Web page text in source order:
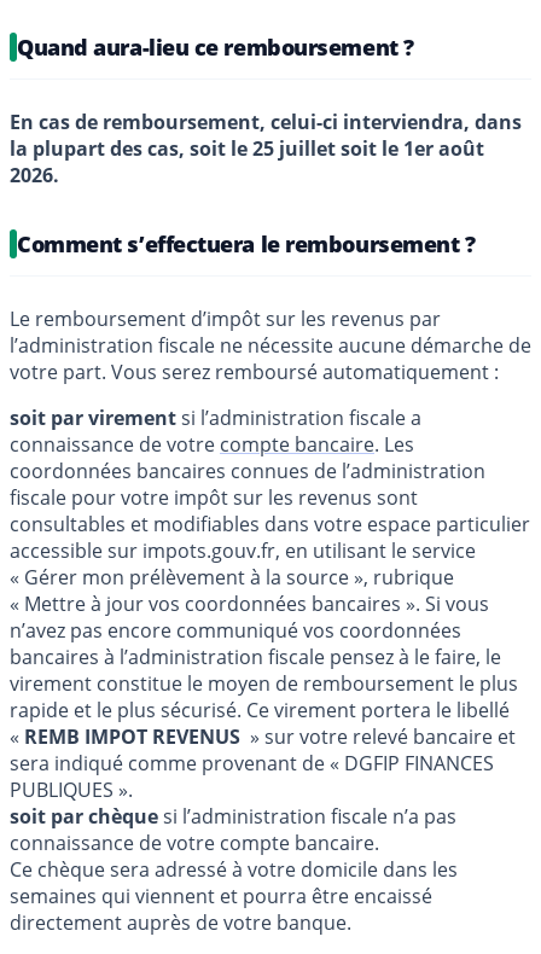
Quand aura-lieu ce remboursement ?
En cas de remboursement, celui-ci interviendra, dans
la plupart des cas, soit le 25 juillet soit le 1er août
2026.
Comment s’effectuera le remboursement ?
Le remboursement d’impôt sur les revenus par
l’administration fiscale ne nécessite aucune démarche de
votre part. Vous serez remboursé automatiquement :
soit par virementsi l’administration fiscale a
connaissance de votre compte bancaire. Les
coordonnées bancaires connues de l’administration
fiscale pour votre impôt sur les revenus sont
consultables et modifiables dans votre espace particulier
accessible sur impots.gouv.fr, en utilisant le service
« Gérer mon prélèvement à la source », rubrique
« Mettre à jour vos coordonnées bancaires ». Si vous
n’avez pas encore communiqué vos coordonnées
bancaires à l’administration fiscale pensez à le faire, le
virement constitue le moyen de remboursement le plus
rapide et le plus sécurisé. Ce virement portera le libellé
« REMB IMPOT REVENUS » sur votre relevé bancaire et
sera indiqué comme provenant de « DGFIP FINANCES
PUBLIQUES ».
soit par chèquesi l’administration fiscale n’a pas
connaissance de votre compte bancaire.
Ce chèque sera adressé à votre domicile dans les
semaines qui viennent et pourra être encaissé
directement auprès de votre banque.